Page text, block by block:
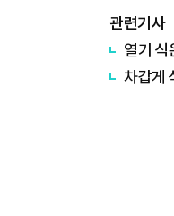
관련기사
열기 식
차갑게